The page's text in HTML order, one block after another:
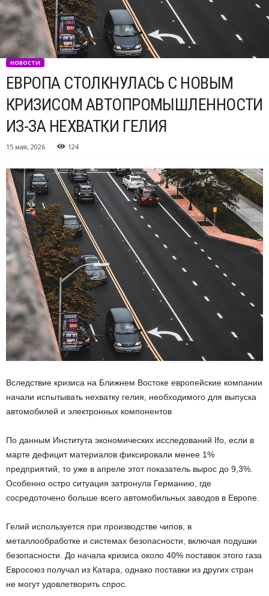
НОВОСТИ
ЕВРОПА СТОЛКНУЛАСЬ С НОВЫМ
КРИЗИСОМ АВТОПРОМЫШЛЕННОСТИ
ИЗ-ЗА НЕХВАТКИ ГЕЛИЯ
15 мая, 2026 124
Вследствие кризиса на Ближнем Востоке европейские компании
начали испытывать нехватку гелия, необходимого для выпуска
автомобилей и электронных компонентов
По данным Института экономических исследований Ifo, если в
марте дефицит материалов фиксировали менее 1%
предприятий, то уже в апреле этот показатель вырос до 9,3%.
Особенно остро ситуация затронула Германию, где
сосредоточено больше всего автомобильных заводов в Европе.
Гелий используется при производстве чипов, в
металлообработке и системах безопасности, включая подушки
безопасности. До начала кризиса около 40% поставок этого газа
Евросоюз получал из Катара, однако поставки из других стран
не могут удовлетворить спрос.